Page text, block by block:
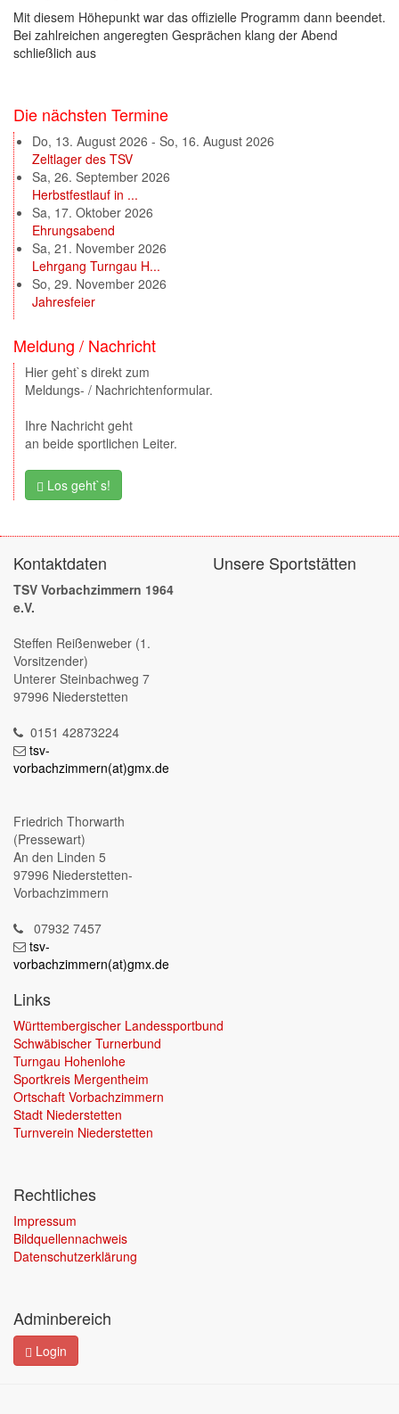
Mit diesem Höhepunkt war das offizielle Programm dann beendet.
Bei zahlreichen angeregten Gesprächen klang der Abend
schließlich aus
Die nächsten Termine
Do, 13. August 2026 - So, 16. August 2026
Zeltlager des TSV
Sa, 26. September 2026
Herbstfestlauf in ...
Sa, 17. Oktober 2026
Ehrungsabend
Sa, 21. November 2026
Lehrgang Turngau H...
So, 29. November 2026
Jahresfeier
Meldung / Nachricht
Hier geht`s direkt zum
Meldungs- / Nachrichtenformular.
Ihre Nachricht geht
an beide sportlichen Leiter.
Los geht`s!
Kontaktdaten
TSV Vorbachzimmern 1964
e.V.
Steffen Reißenweber (1.
Vorsitzender)
Unterer Steinbachweg 7
97996 Niederstetten
0151 42873224
tsv-
vorbachzimmern(at)gmx.de
Friedrich Thorwarth
(Pressewart)
An den Linden 5
97996 Niederstetten-
Vorbachzimmern
07932 7457
tsv-
vorbachzimmern(at)gmx.de
Unsere Sportstätten
Links
Württembergischer Landessportbund
Schwäbischer Turnerbund
Turngau Hohenlohe
Sportkreis Mergentheim
Ortschaft Vorbachzimmern
Stadt Niederstetten
Turnverein Niederstetten
Rechtliches
Impressum
Bildquellennachweis
Datenschutzerklärung
Adminbereich
Login